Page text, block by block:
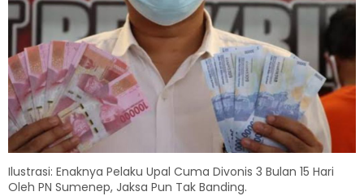
Ilustrasi: Enaknya Pelaku Upal Cuma Divonis 3 Bulan 15 Hari
Oleh PN Sumenep, Jaksa Pun Tak Banding.